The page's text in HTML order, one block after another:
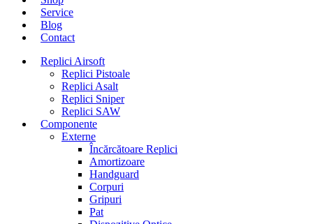
Service
Blog
Contact
Replici Airsoft
Replici Pistoale
Replici Asalt
Replici Sniper
Replici SAW
Componente
Externe
Încărcătoare Replici
Amortizoare
Handguard
Corpuri
Gripuri
Pat